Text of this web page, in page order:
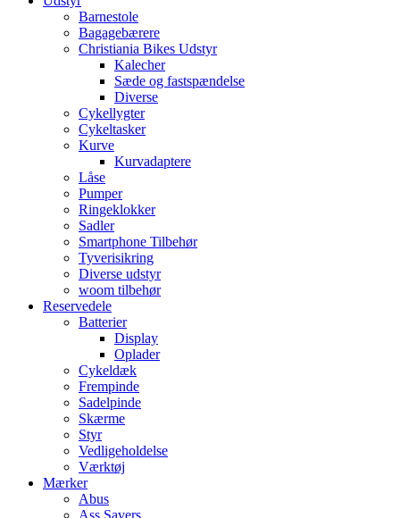
Barnestole
Bagagebærere
Christiania Bikes Udstyr
Kalecher
Sæde og fastspændelse
Diverse
Cykellygter
Cykeltasker
Kurve
Kurvadaptere
Låse
Pumper
Ringeklokker
Sadler
Smartphone Tilbehør
Tyverisikring
Diverse udstyr
woom tilbehør
Reservedele
Batterier
Display
Oplader
Cykeldæk
Frempinde
Sadelpinde
Skærme
Styr
Vedligeholdelse
Værktøj
Mærker
Abus